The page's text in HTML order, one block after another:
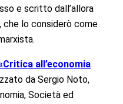
e scritto dall’allora
che lo considerò come
all’economia
da Sergio Noto,
Società ed